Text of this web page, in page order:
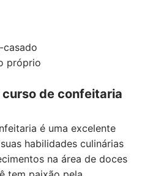
casado
próprio
de confeitaria
é uma excelente
habilidades culinárias
na área de doces